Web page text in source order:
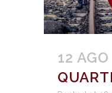
12 AGO